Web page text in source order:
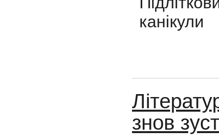
канікули
знов